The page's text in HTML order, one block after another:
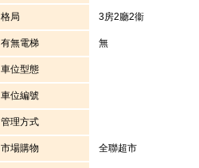
格局 3房2廳2衞
有無電梯 無
車位型態
車位編號
管理方式
市場購物 全聯超市